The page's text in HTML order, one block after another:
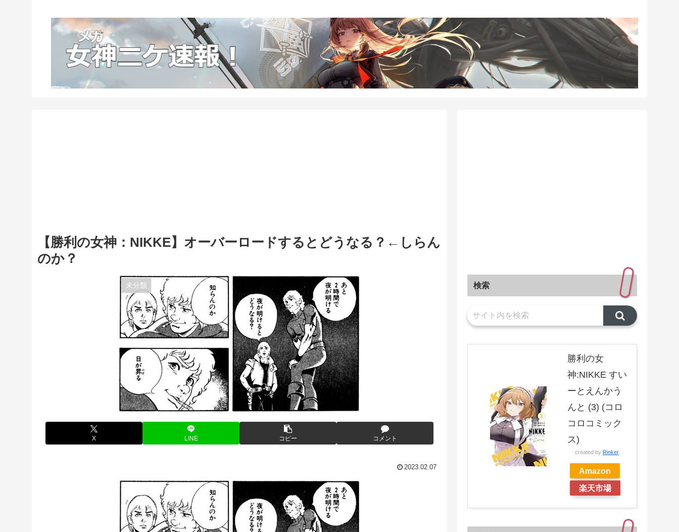
【勝利の女神：NIKKE】オーバーロードするとどうなる？←しらん
のか？
未分類
X LINE コピー コメント
2023.02.07
検索
勝利の女
神:NIKKE すい
ーとえんかう
んと (3) (コロ
コロコミック
ス)
created by Rinker
Amazon
楽天市場